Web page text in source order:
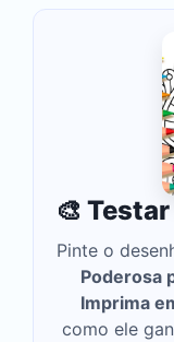
🎨
Pinte o
Poderosa
Imprima
como ele